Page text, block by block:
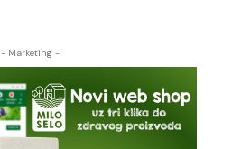
- Marketing -